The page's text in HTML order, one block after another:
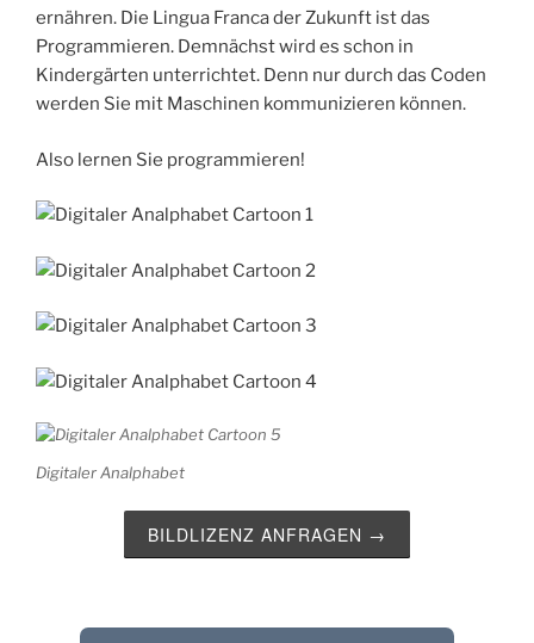
ernähren. Die Lingua Franca der Zukunft ist das
Programmieren. Demnächst wird es schon in
Kindergärten unterrichtet. Denn nur durch das Coden
werden Sie mit Maschinen kommunizieren können.
Also lernen Sie programmieren!
Digitaler Analphabet
BILDLIZENZ ANFRAGEN →